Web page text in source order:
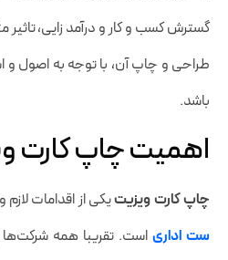
گسترش کسب و کار و درآمد زایی،
طراحی و چاپ آن، با توجه به اصول و
باشد.
اهمیت چاپ کارت
چاپ کارت ویزیتیکی از اقدامات
ست اداری است. تقریبا همه